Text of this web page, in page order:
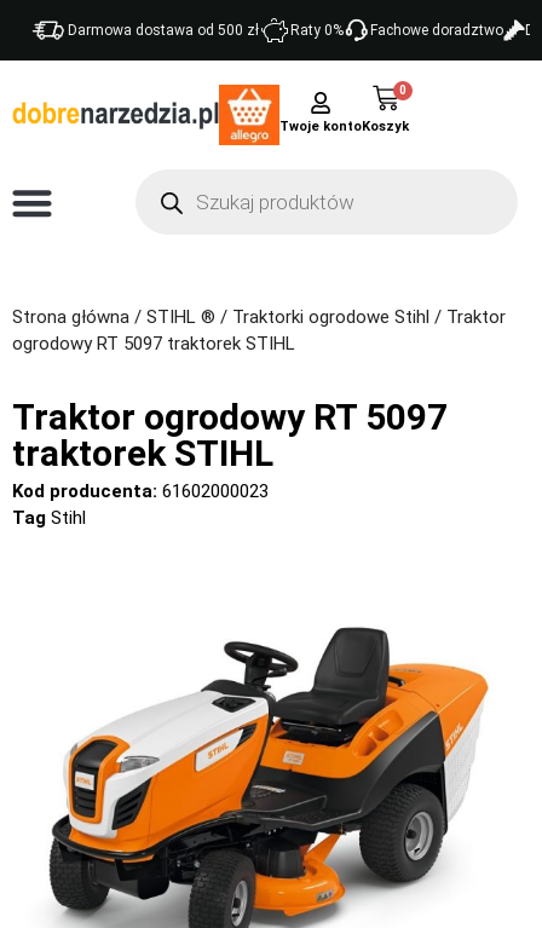
Darmowa dostawa od 500 zł Raty 0% Fachowe doradztwo
Twoje konto
0
Strona główna / STIHL ® / Traktorki ogrodowe Stihl / Traktor
ogrodowy RT 5097 traktorek STIHL
Traktor ogrodowy RT 5097
traktorek STIHL
Kod producenta: 61602000023
Tag Stihl